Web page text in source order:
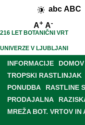
abc ABC
A+ A-
216 LET BOTANIČNI VRT
UNIVERZE V LJUBLJANI
INFORMACIJE DOMOV
TROPSKI RASTLINJAK
PONUDBA
RASTLINE
PRODAJALNA
MREŽA BOT. VRTOV IN